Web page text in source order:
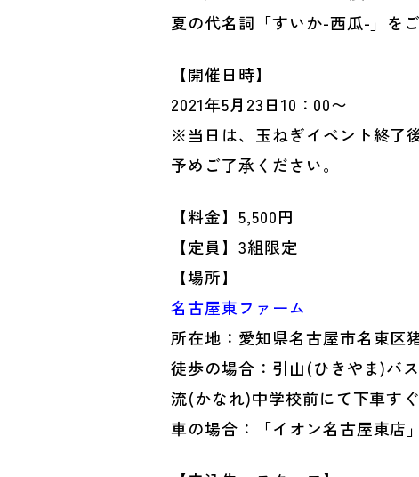
夏の代名詞「すいか-西瓜-」を
【開催日時】
2021年5月23日10：00〜
※当日は、玉ねぎイベント終了
予めご了承ください。
【料金】5,500円
【定員】3組限定
【場所】
名古屋東ファーム
所在地：愛知県名古屋市名東区
徒歩の場合：引山(ひきやま)バ
流(かなれ)中学校前にて下車すぐ
車の場合：「イオン名古屋東店